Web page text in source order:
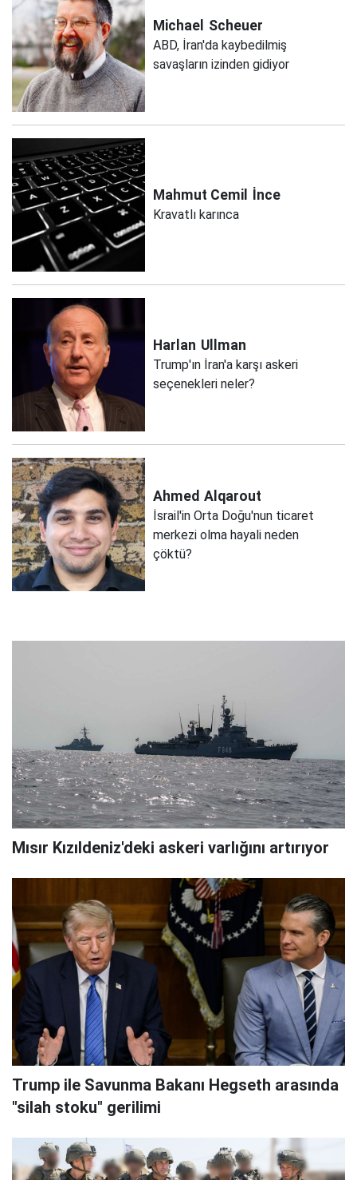
Michael Scheuer
ABD, İran'da kaybedilmiş
savaşların izinden gidiyor
Mahmut Cemil İnce
Kravatlı karınca
Harlan Ullman
Trump'ın İran'a karşı askeri
seçenekleri neler?
Ahmed Alqarout
İsrail'in Orta Doğu'nun ticaret
merkezi olma hayali neden
çöktü?
Mısır Kızıldeniz'deki askeri varlığını artırıyor
Trump ile Savunma Bakanı Hegseth arasında
"silah stoku" gerilimi